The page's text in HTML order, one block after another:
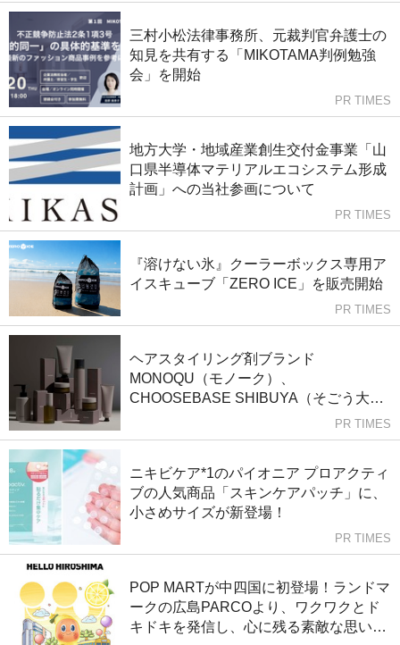
三村小松法律事務所、元裁判官弁護士の
知見を共有する「MIKOTAMA判例勉強
会」を開始
PR TIMES
地方大学・地域産業創生交付金事業「山
口県半導体マテリアルエコシステム形成
計画」への当社参画について
PR TIMES
『溶けない氷』クーラーボックス専用ア
イスキューブ「ZERO ICE」を販売開始
PR TIMES
ヘアスタイリング剤ブランド
MONOQU（モノーク）、
CHOOSEBASE SHIBUYA（そごう大
PR TIMES
ニキビケア*1のパイオニア プロアクティ
ブの人気商品「スキンケアパッチ」に、
小さめサイズが新登場！
PR TIMES
POP MARTが中四国に初登場！ランドマ
ークの広島PARCOより、ワクワクとド
キドキを発信し、心に残る素敵な思い出